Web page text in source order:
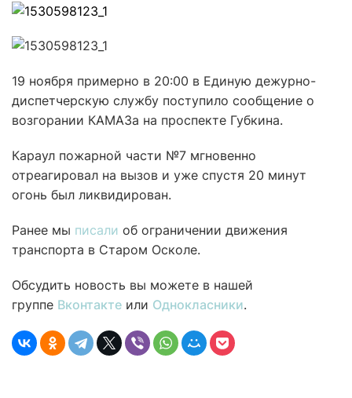
19 ноября примерно в 20:00 в Единую дежурно-
диспетчерскую службу поступило сообщение о
возгорании КАМАЗа на проспекте Губкина.
Караул пожарной части №7 мгновенно
отреагировал на вызов и уже спустя 20 минут
огонь был ликвидирован.
Ранее мы писали об ограничении движения
транспорта в Старом Осколе.
Обсудить новость вы можете в нашей
группе Вконтакте или Однокласники.